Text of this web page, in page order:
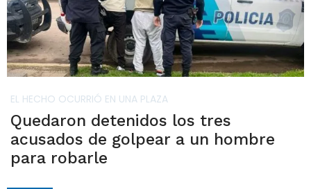
EL HECHO OCURRIÓ EN UNA PLAZA
Quedaron detenidos los tres
acusados de golpear a un hombre
para robarle